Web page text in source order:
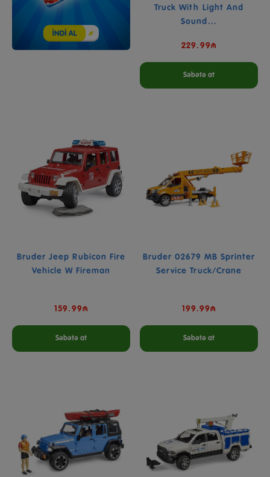
Truck With Light And
Sound...
229.99₼
Səbətə at
Bruder Jeep Rubicon Fire
Vehicle W Fireman
159.99₼
Səbətə at
Bruder 02679 MB Sprinter
Service Truck/Crane
199.99₼
Səbətə at